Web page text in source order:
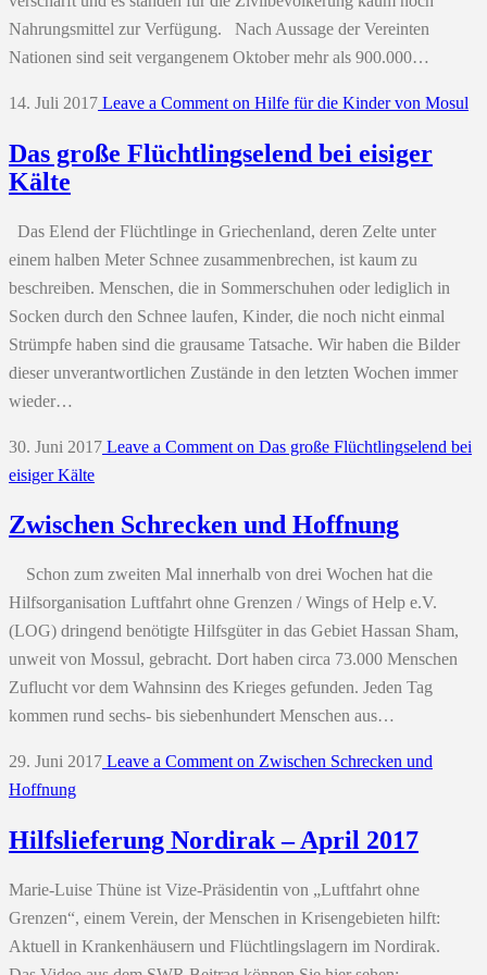
Nahrungsmittel zur Verfügung. Nach Aussage der Vereinten
Nationen sind seit vergangenem Oktober mehr als 900.000…
14. Juli 2017 Leave a Comment on Hilfe für die Kinder von Mosul
Das große Flüchtlingselend bei eisiger
Kälte
Das Elend der Flüchtlinge in Griechenland, deren Zelte unter
einem halben Meter Schnee zusammenbrechen, ist kaum zu
beschreiben. Menschen, die in Sommerschuhen oder lediglich in
Socken durch den Schnee laufen, Kinder, die noch nicht einmal
Strümpfe haben sind die grausame Tatsache. Wir haben die Bilder
dieser unverantwortlichen Zustände in den letzten Wochen immer
wieder…
30. Juni 2017 Leave a Comment on Das große Flüchtlingselend bei
eisiger Kälte
Zwischen Schrecken und Hoffnung
Schon zum zweiten Mal innerhalb von drei Wochen hat die
Hilfsorganisation Luftfahrt ohne Grenzen / Wings of Help e.V.
(LOG) dringend benötigte Hilfsgüter in das Gebiet Hassan Sham,
unweit von Mossul, gebracht. Dort haben circa 73.000 Menschen
Zuflucht vor dem Wahnsinn des Krieges gefunden. Jeden Tag
kommen rund sechs- bis siebenhundert Menschen aus…
29. Juni 2017 Leave a Comment on Zwischen Schrecken und
Hoffnung
Hilfslieferung Nordirak – April 2017
Marie-Luise Thüne ist Vize-Präsidentin von „Luftfahrt ohne
Grenzen“, einem Verein, der Menschen in Krisengebieten hilft:
Aktuell in Krankenhäusern und Flüchtlingslagern im Nordirak.